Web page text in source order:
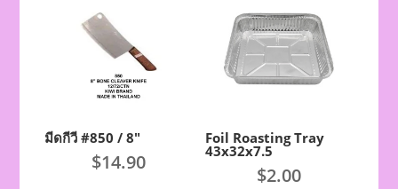
มีดกีวี #850 / 8″
$14.90
Foil Roasting Tray
43x32x7.5
$2.00